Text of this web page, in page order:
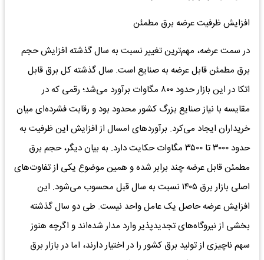
افزایش ظرفیت عرضه برق مطمئن
در سمت عرضه، مهم‌ترین تغییر نسبت به سال گذشته افزایش حجم
برق مطمئن قابل عرضه به صنایع است. سال گذشته کل برق قابل
اتکا در این بازار حدود ۸۰۰ مگاوات برآورد می‌شد؛ رقمی که در
مقایسه با نیاز صنایع بزرگ کشور محدود بود و رقابت فشرده‌ای میان
خریداران ایجاد می‌کرد. برآوردهای امسال از افزایش این ظرفیت به
حدود ۳۰۰۰ تا ۳۵۰۰ مگاوات حکایت دارد. به بیان دیگر، حجم برق
مطمئن قابل عرضه چند برابر شده و همین موضوع یکی از تفاوت‌های
اصلی بازار برق ۱۴۰۵ نسبت به سال قبل محسوب می‌شود. این
افزایش عرضه حاصل یک عامل واحد نیست. طی دو سال گذشته
بخشی از نیروگاه‌های تجدیدپذیر وارد مدار شده‌اند و اگرچه هنوز
سهم ناچیزی از تولید برق کشور را در اختیار دارند، اما در بازار برق